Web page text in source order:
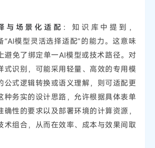
与场景化适配 ：知识库中提到，
“AI模型灵活选择适配”的能力。这意味
避免了绑定单一AI模型或技术路径。对
式识别，可能采用轻量、高效的专用模
公式逻辑转换或语义理解，则可适配更
种务实的设计思路，允许根据具体表单
确性的要求以及部署环境的计算资源，
术组合，从而在效率、成本与效果间取